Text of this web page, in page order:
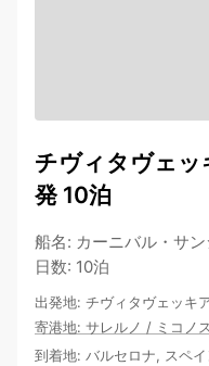
チヴィタヴェ
発 10泊
船名: カーニバル・サ
日数: 10泊
出発地: チヴィタヴェッキ
寄港地: サレルノ / ミコノス
到着地: バルセロナ, スペイ